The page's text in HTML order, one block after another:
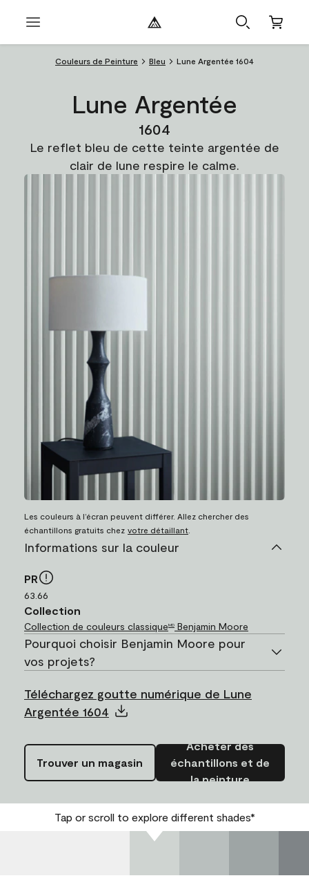
Couleurs de Peinture Bleu Lune Argentée 1604
Lune Argentée
1604
Le reflet bleu de cette teinte argentée de
clair de lune respire le calme.
Les couleurs à l’écran peuvent différer. Allez chercher des
échantillons gratuits chez votre détaillant
Informations sur la couleur
PR
63.66
Collection
Collection de couleurs classiqueMD Benjamin Moore
Pourquoi choisir Benjamin Moore pour
vos projets?
Téléchargez goutte numérique de Lune
Argentée 1604
Trouver un magasin
Acheter des
échantillons et de
la peinture
Tap or scroll to explore different shades*